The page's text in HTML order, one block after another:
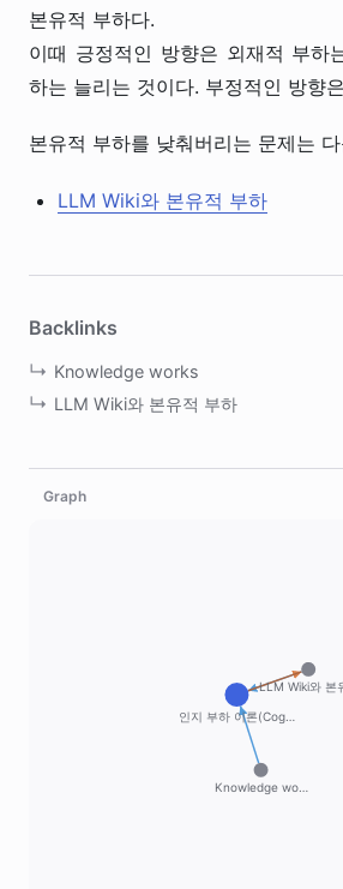
본유적 부하다.
이때 긍정적인 방향은 외재적 부하
하는 늘리는 것이다. 부정적인 방향
본유적 부하를 낮춰버리는 문제는
LLM Wiki와 본유적 부하
Backlinks
Knowledge works
LLM Wiki와 본유적 부하
Graph
인지 부하 이론(Cog…
Knowledge wo…
LLM Wiki와 본